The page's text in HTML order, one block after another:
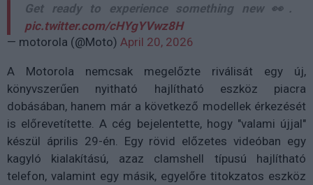
Get ready to experience something new 👀.
pic.twitter.com/cHYgYVwz8H
— motorola (@Moto) April 20, 2026
A Motorola nemcsak megelőzte riválisát egy új,
könyvszerűen nyitható hajlítható eszköz piacra
dobásában, hanem már a következő modellek érkezését
is előrevetítette. A cég bejelentette, hogy "valami újjal"
készül április 29-én. Egy rövid előzetes videóban egy
kagyló kialakítású, azaz clamshell típusú hajlítható
telefon, valamint egy másik, egyelőre titokzatos eszköz